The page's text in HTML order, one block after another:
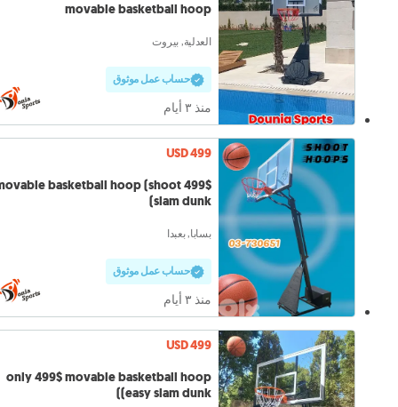
movable basketball hoop
العدلية, بيروت
حساب عمل موثوق
منذ ٣ أيام
USD 499
movable basketball hoop (shoot
slam dunk)
بسابا, بعبدا
حساب عمل موثوق
منذ ٣ أيام
USD 499
only 499$ movable basketball hoop
(easy slam dunk)